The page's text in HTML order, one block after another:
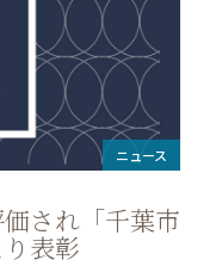
ニュース
され「千葉市
表彰